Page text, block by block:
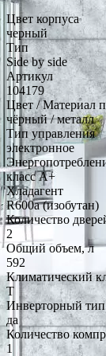
Цвет корпуса
черный
Тип
Side by side
Артикул
104179
Цвет / Материал
чёрный / металл
Тип управления
электронное
класс A+
Хладагент
R600a (изобутан)
Количество
2
Общий объем, л
592
Климатический
T
Инверторный тип
да
Количество
1